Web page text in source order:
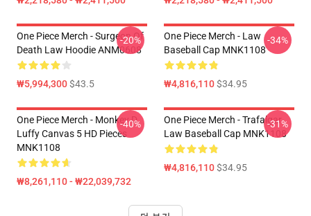
One Piece Merch - Surgeon Of
Death Law Hoodie ANM0608
₩5,994,300$43.5
-20%
One Piece Merch - Law
Baseball Cap MNK1108
₩4,816,110$34.95
-34%
One Piece Merch - Monkey D.
Luffy Canvas 5 HD Pieces
MNK1108
₩8,261,110 - ₩22,039,732
-40%
One Piece Merch - Trafalgar
Law Baseball Cap MNK1108
₩4,816,110$34.95
-31%